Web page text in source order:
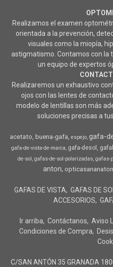
Realizamos el examen
orientada a la prevención,
visuales como la miopía,
astigmatismo. Contamos con la
un equipo de expertos
Realizaremos un exhaustivo
ojos con las lentes de
modelo de lentillas son más
soluciones precisas a
acetato buena-gafa espejo gafa-
gafa-de-vista-de-marca gafa-desol
de-sol
gafas-de-sol-polarizadas gafas-
anton opticasananaton
GAFAS DE VISTA GAFAS DE
ACCESORIOS
Ir arriba Contáctanos Aviso
Condiciones de Compra
C/SAN ANTÓN 35 GRANADA